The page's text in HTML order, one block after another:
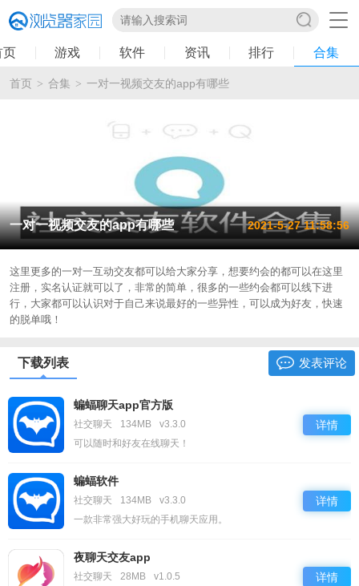
页 游戏 软件 资讯 排行 合集
首页 > 合集 > 一对一视频交友的app有哪些
一对一视频交友的app有哪些 2021-5-27 11:58:56
这里更多的一对一互动交友都可以给大家分享，想要约会的都可以在这里
注册，实名认证就可以了，非常的简单，很多的一些约会都可以线下进
行，大家都可以认识对于自己来说最好的一些异性，可以成为好友，快速
的脱单哦！
发表评论
下载列表
蝙蝠聊天app官方版
社交聊天 134MB
v3.3.0
可以随时和好友在线聊天！
详情
蝙蝠软件
社交聊天 134MB
v3.3.0
一款非常强大好玩的手机聊天应用。
详情
夜聊天交友app
社交聊天 28MB
v1.0.5
详情